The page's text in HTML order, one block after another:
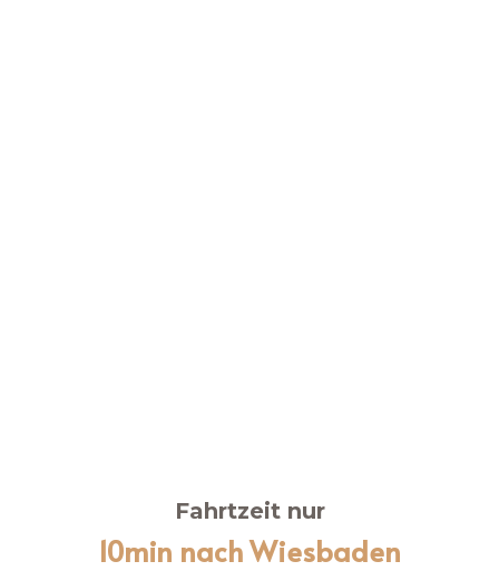
Fahrtzeit nur
10min nach Wiesbaden